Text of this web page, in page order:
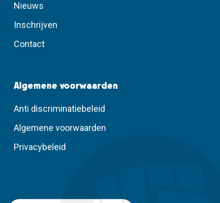
Nieuws
Inschrijven
Contact
Algemene voorwaarden
Anti discriminatiebeleid
Algemene voorwaarden
Privacybeleid